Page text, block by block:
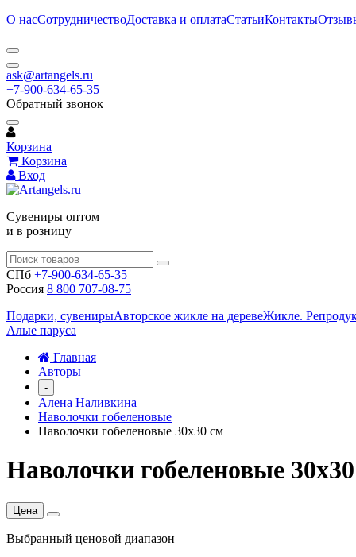
О насСотрудничествоДоставка и оплатаСтатьиКонтакты
ask@artangels.ru
+7-900-634-65-35
Обратный звонок
Корзина
Корзина
Вход
Сувениры оптом
и в розницу
СПб +7-900-634-65-35
Россия 8 800 707-08-75
Подарки, сувенирыАвторское жикле на деревеЖикле.
Алые паруса
Главная
Авторы
-
Алена Наливкина
Наволочки гобеленовые
Наволочки гобеленовые 30х30 см
Наволочки гобеленовые
Цена
Выбранный ценовой диапазон